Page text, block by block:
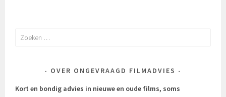
Zoeken
OVER ONGEVRAAGD FILMADVIES
Kort en bondig advies in nieuwe en oude films, soms